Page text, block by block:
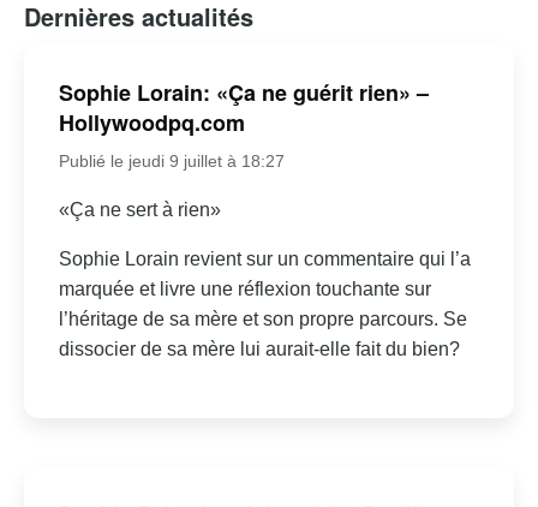
Dernières actualités
Sophie Lorain: «Ça ne guérit rien» –
Hollywoodpq.com
Publié le jeudi 9 juillet à 18:27
«Ça ne sert à rien»
Sophie Lorain revient sur un commentaire qui l’a
marquée et livre une réflexion touchante sur
l’héritage de sa mère et son propre parcours. Se
dissocier de sa mère lui aurait-elle fait du bien?